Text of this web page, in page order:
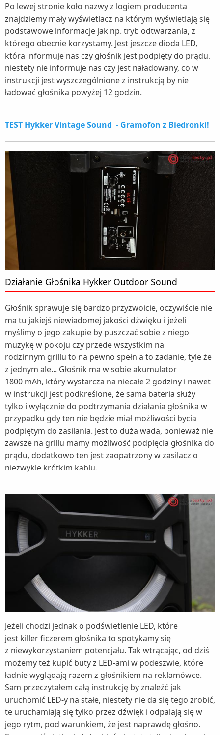
Po lewej stronie koło nazwy z logiem producenta
znajdziemy mały wyświetlacz na którym wyświetlają się
podstawowe informacje jak np. tryb odtwarzania, z
którego obecnie korzystamy. Jest jeszcze dioda LED,
która informuje nas czy głośnik jest podpięty do prądu,
niestety nie informuje nas czy jest naładowany, co w
instrukcji jest wyszczególnione z instrukcją by nie
ładować głośnika powyżej 12 godzin.
TEST Hykker Vintage Sound - Gramofon z Biedronki!
Działanie Głośnika Hykker Outdoor Sound
Głośnik sprawuje się bardzo przyzwoicie, oczywiście nie
ma tu jakiejś niewiadomej jakości dźwięku i jeżeli
myślimy o jego zakupie by puszczać sobie z niego
muzykę w pokoju czy przede wszystkim na
rodzinnym grillu to na pewno spełnia to zadanie, tyle że
z jednym ale... Głośnik ma w sobie akumulator
1800 mAh, który wystarcza na niecałe 2 godziny i nawet
w instrukcji jest podkreślone, że sama bateria służy
tylko i wyłącznie do podtrzymania działania głośnika w
przypadku gdy ten nie będzie miał możliwości bycia
podpiętym do zasilania. Jest to duża wada, ponieważ nie
zawsze na grillu mamy możliwość podpięcia głośnika do
prądu, dodatkowo ten jest zaopatrzony w zasilacz o
niezwykle krótkim kablu.
Jeżeli chodzi jednak o podświetlenie LED, które
jest killer ficzerem głośnika to spotykamy się
z niewykorzystaniem potencjału. Tak wtrącając, od dziś
możemy też kupić buty z LED-ami w podeszwie, które
ładnie wyglądają razem z głośnikiem na reklamówce.
Sam przeczytałem całą instrukcję by znaleźć jak
uruchomić LED-y na stałe, niestety nie da się tego zrobić,
te uruchamiają się tylko przez dźwięk i odpalają się w
jego rytm, pod warunkiem, że jest naprawdę głośno.